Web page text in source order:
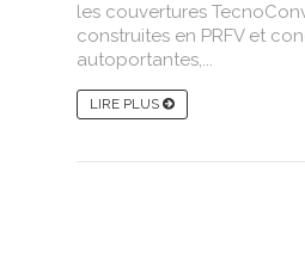
les couvertures
construites en PRFV et
autoportantes,...
LIRE PLUS